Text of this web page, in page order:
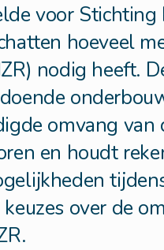
voor Stichting
hoeveel
nodig heeft.
omvang van
en houdt
over de